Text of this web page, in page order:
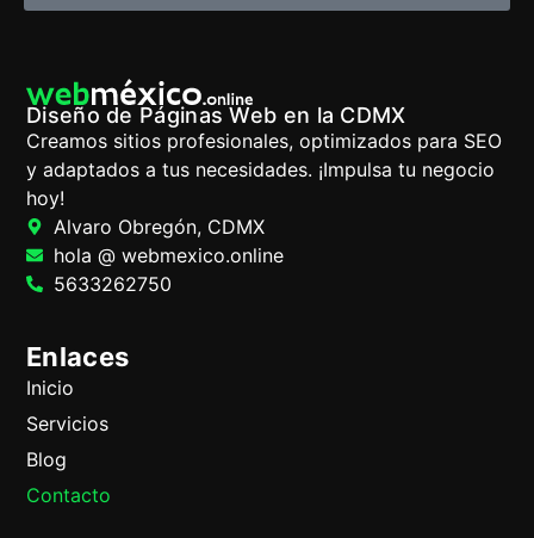
Diseño de Páginas Web en la CDMX
Creamos sitios profesionales, optimizados para SEO
y adaptados a tus necesidades. ¡Impulsa tu negocio
hoy!
Alvaro Obregón, CDMX
hola @ webmexico.online
5633262750
Enlaces
Inicio
Servicios
Blog
Contacto